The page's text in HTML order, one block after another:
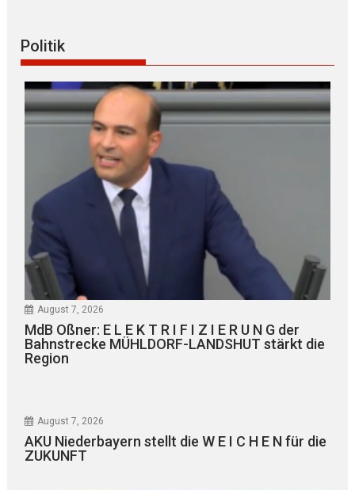
Politik
August 7, 2026
MdB Oßner: E L E K T R I F I Z I E R U N G der
Bahnstrecke MÜHLDORF-LANDSHUT stärkt die
Region
August 7, 2026
AKU Niederbayern stellt die W E I C H E N für die
ZUKUNFT